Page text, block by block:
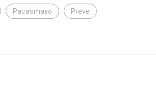
Pacasmayo Preve